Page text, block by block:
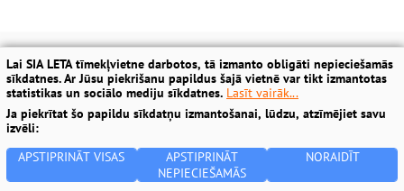
Lai SIA LETA tīmekļvietne darbotos, tā izmanto obligāti nepieciešamās
sīkdatnes. Ar Jūsu piekrišanu papildus šajā vietnē var tikt izmantotas
statistikas un sociālo mediju sīkdatnes. Lasīt vairāk...
Ja piekrītat šo papildu sīkdatņu izmantošanai, lūdzu, atzīmējiet savu
izvēli:
APSTIPRINĀT VISAS
APSTIPRINĀT
NEPIECIEŠAMĀS
NORAIDĪT